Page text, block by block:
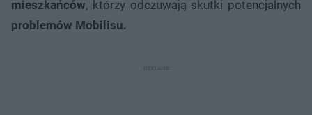
mieszkańców, którzy odczuwają skutki potencjalnych
problemów Mobilisu.